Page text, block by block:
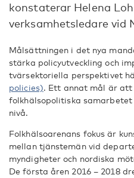
konstaterar Helena
verksamhetsledare vid
Målsättningen i det nya
stärka policyutveckling och
tvärsektoriella perspektivet
policies). Ett annat mål är
folkhälsopolitiska
nivå.
Folkhälsoarenans fokus är
mellan tjänstemän vid
myndigheter och nordiska
De första åren 2016 – 2018